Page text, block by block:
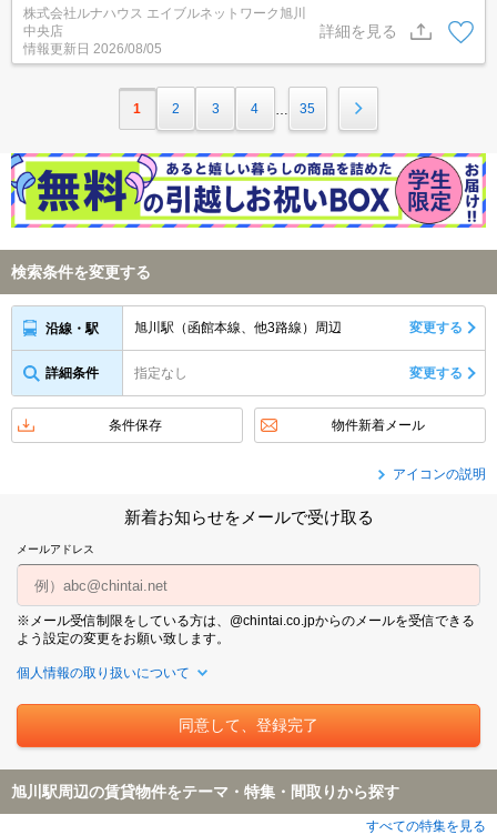
株式会社ルナハウス エイブルネットワーク旭川
中央店
情報更新日 2026/08/05
詳細を見る
1 2 3 4 35
検索条件を変更する
沿線・駅 旭川駅（函館本線、他3路線）周辺 変更する
詳細条件 指定なし 変更する
条件保存 物件新着メール
アイコンの説明
新着お知らせをメールで受け取る
メールアドレス
※メール受信制限をしている方は、@chintai.co.jpからのメールを受信できる
よう設定の変更をお願い致します。
個人情報の取り扱いについて
旭川駅周辺の賃貸物件をテーマ・特集・間取りから探す
すべての特集を見る